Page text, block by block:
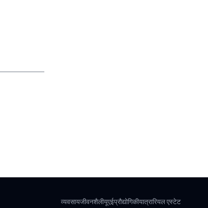
व्यवसायजीवनशैलीयूएईप्रौद्योगिकीयात्रारियल एस्टेट